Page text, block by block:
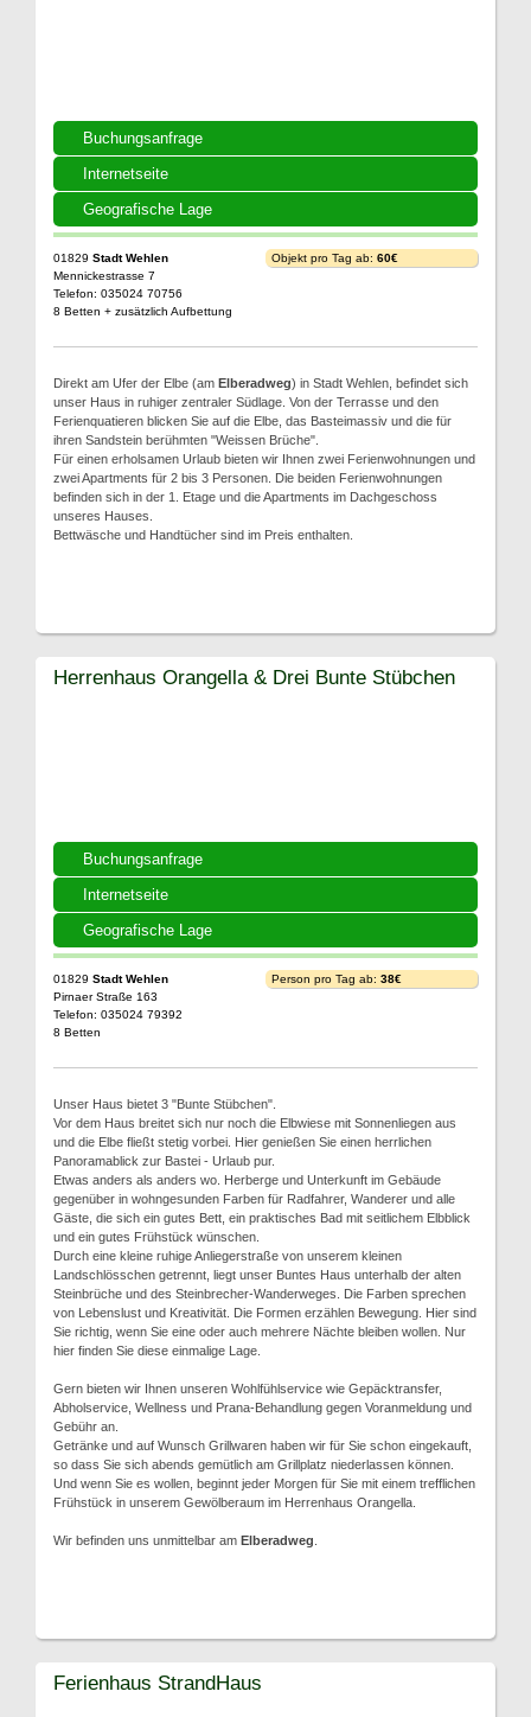
Buchungsanfrage
Internetseite
Geografische Lage
01829 Stadt Wehlen
Mennickestrasse 7
Telefon: 035024 70756
8 Betten + zusätzlich Aufbettung
Objekt pro Tag ab: 60€
Direkt am Ufer der Elbe (am Elberadweg) in Stadt Wehlen, befindet sich
unser Haus in ruhiger zentraler Südlage. Von der Terrasse und den
Ferienquatieren blicken Sie auf die Elbe, das Basteimassiv und die für
ihren Sandstein berühmten "Weissen Brüche".
Für einen erholsamen Urlaub bieten wir Ihnen zwei Ferienwohnungen und
zwei Apartments für 2 bis 3 Personen. Die beiden Ferienwohnungen
befinden sich in der 1. Etage und die Apartments im Dachgeschoss
unseres Hauses.
Bettwäsche und Handtücher sind im Preis enthalten.
Buchungsanfrage
Internetseite
Geografische Lage
Herrenhaus Orangella & Drei Bunte Stübchen
01829 Stadt Wehlen
Pirnaer Straße 163
Telefon: 035024 79392
8 Betten
Person pro Tag ab: 38€
Unser Haus bietet 3 "Bunte Stübchen".
Vor dem Haus breitet sich nur noch die Elbwiese mit Sonnenliegen aus
und die Elbe fließt stetig vorbei. Hier genießen Sie einen herrlichen
Panoramablick zur Bastei - Urlaub pur.
Etwas anders als anders wo. Herberge und Unterkunft im Gebäude
gegenüber in wohngesunden Farben für Radfahrer, Wanderer und alle
Gäste, die sich ein gutes Bett, ein praktisches Bad mit seitlichem Elbblick
und ein gutes Frühstück wünschen.
Durch eine kleine ruhige Anliegerstraße von unserem kleinen
Landschlösschen getrennt, liegt unser Buntes Haus unterhalb der alten
Steinbrüche und des Steinbrecher-Wanderweges. Die Farben sprechen
von Lebenslust und Kreativität. Die Formen erzählen Bewegung. Hier sind
Sie richtig, wenn Sie eine oder auch mehrere Nächte bleiben wollen. Nur
hier finden Sie diese einmalige Lage.
Gern bieten wir Ihnen unseren Wohlfühlservice wie Gepäcktransfer,
Abholservice, Wellness und Prana-Behandlung gegen Voranmeldung und
Gebühr an.
Getränke und auf Wunsch Grillwaren haben wir für Sie schon eingekauft,
so dass Sie sich abends gemütlich am Grillplatz niederlassen können.
Und wenn Sie es wollen, beginnt jeder Morgen für Sie mit einem trefflichen
Frühstück in unserem Gewölberaum im Herrenhaus Orangella.
Wir befinden uns unmittelbar am Elberadweg
Ferienhaus StrandHaus